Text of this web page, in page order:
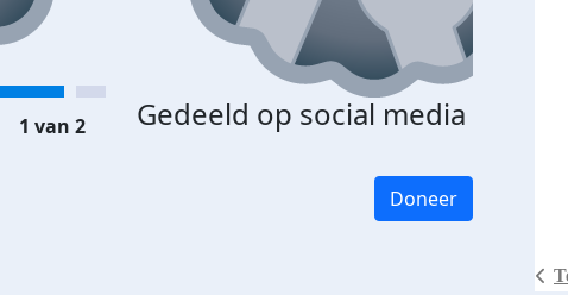
Gedeeld op social media
1 van 2
Doneer